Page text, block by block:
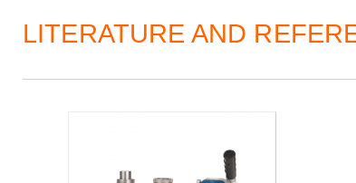
LITERATURE AND